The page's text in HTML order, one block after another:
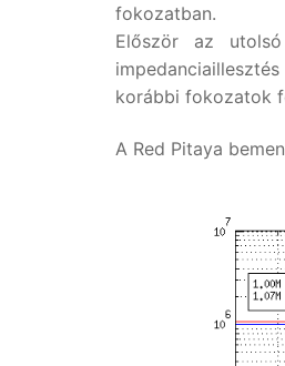
fokozatban.
Először az
korábbi fokozatok
A Red Pitaya